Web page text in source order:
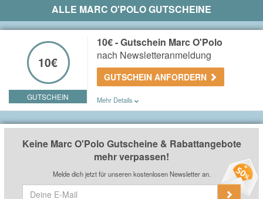
ALLE MARC O'POLO GUTSCHEINE
10€
GUTSCHEIN
10€ - Gutschein Marc O'Polo
nach Newsletteranmeldung
GUTSCHEIN ANFORDERN
Mehr Details
Sie erhalten einen 10€ Gutschein nach der Anmeldung
Keine Marc O'Polo Gutscheine & Rabattangebote
mehr verpassen!
Melde dich jetzt für unseren kostenlosen Newsletter an.